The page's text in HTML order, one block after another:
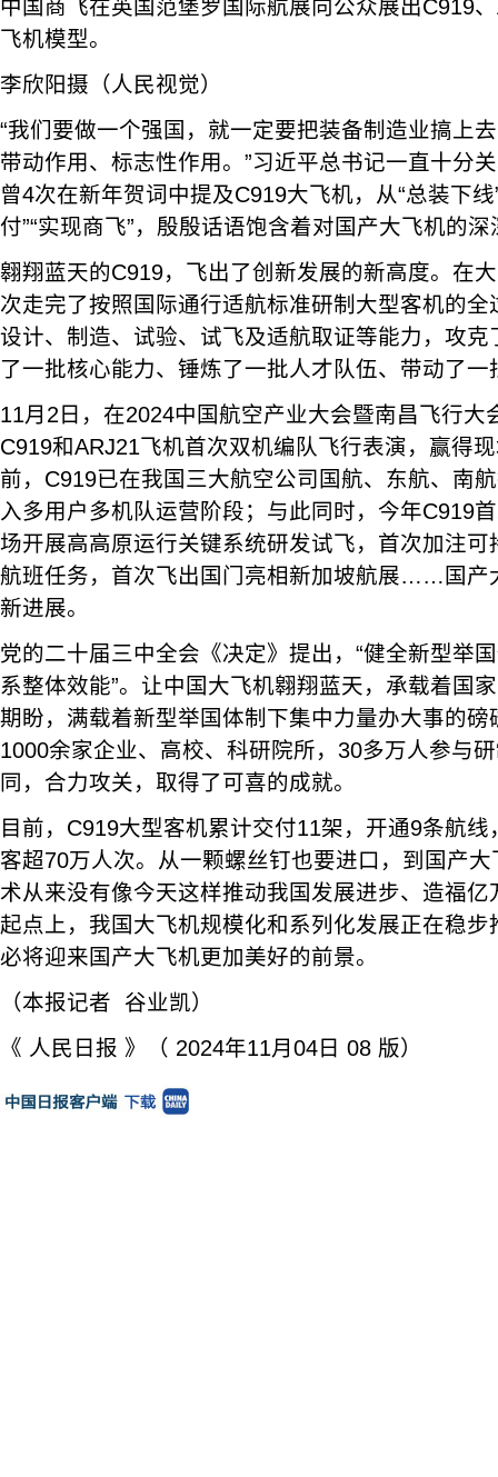
中国商飞在英国范堡罗国际航展向公众展出C919
飞机模型。
李欣阳摄（人民视觉）
“我们要做一个强国，就一定要把装备制造业搞上
带动作用、标志性作用。”习近平总书记一直十分
曾4次在新年贺词中提及C919大飞机，从“总装下线
付”“实现商飞”，殷殷话语饱含着对国产大飞机的
翱翔蓝天的C919，飞出了创新发展的新高度。在
次走完了按照国际通行适航标准研制大型客机的
设计、制造、试验、试飞及适航取证等能力，攻
了一批核心能力、锤炼了一批人才队伍、带动了一
11月2日，在2024中国航空产业大会暨南昌飞行大
C919和ARJ21飞机首次双机编队飞行表演，赢得
前，C919已在我国三大航空公司国航、东航、南
入多用户多机队运营阶段；与此同时，今年C919
场开展高高原运行关键系统研发试飞，首次加注
航班任务，首次飞出国门亮相新加坡航展……国产
新进展。
党的二十届三中全会《决定》提出，“健全新型举
系整体效能”。让中国大飞机翱翔蓝天，承载着国
期盼，满载着新型举国体制下集中力量办大事的
1000余家企业、高校、科研院所，30多万人参与
同，合力攻关，取得了可喜的成就。
目前，C919大型客机累计交付11架，开通9条航
客超70万人次。从一颗螺丝钉也要进口，到国产
术从来没有像今天这样推动我国发展进步、造福
起点上，我国大飞机规模化和系列化发展正在稳
必将迎来国产大飞机更加美好的前景。
（本报记者 谷业凯）
《 人民日报 》（ 2024年11月04日 08 版）